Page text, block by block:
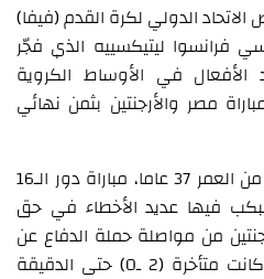
الاتحاد الدولي لكرة القدم (فيفا)
فرانسوا ليتيكسييه الذي فجّر
الأفعال في الأوساط الكروية
مصر والأرجنتين بثمن نهائي
وقاد ليتيكسييه، الحكم البالغ من العمر 37 عاما، مباراة دور الـ16
فيها عديد الأخطاء في حق
من مواصلة حملة الدفاع عن
لقبها بالفوز (3 ـ 2) بعد أن كانت متأخرة (2 ـ0) حتى الدقيقة